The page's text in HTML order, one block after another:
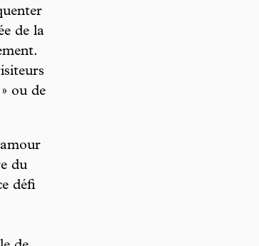
de la
» ou de
du
défi